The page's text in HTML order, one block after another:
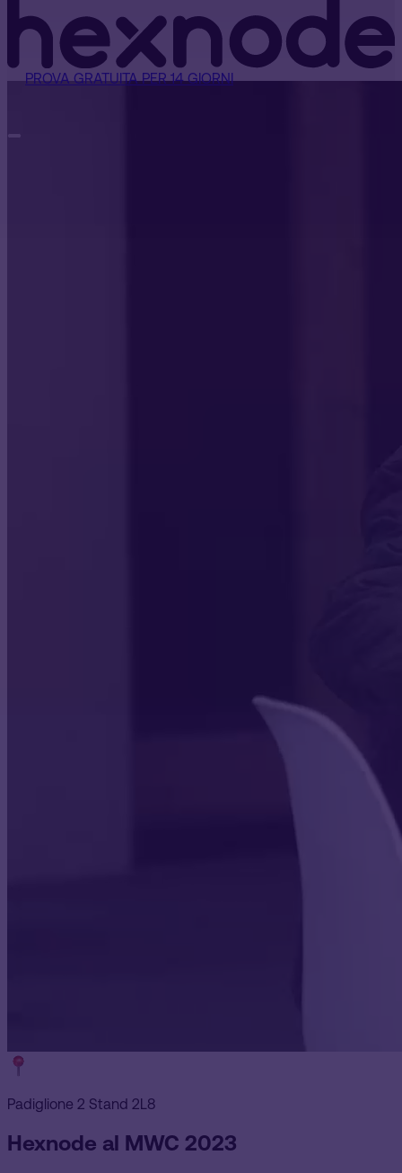
PROVA GRATUITA PER 14 GIORNI
Padiglione 2 Stand 2L8
Hexnode al MWC 2023